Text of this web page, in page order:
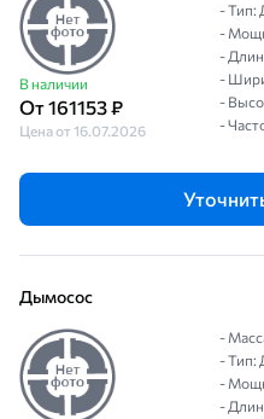
В наличии
От 161153 ₽
Цена от 16.07.2026
- Тип:
-
-
-
-
-
Дымосос
-
- Тип:
-
-